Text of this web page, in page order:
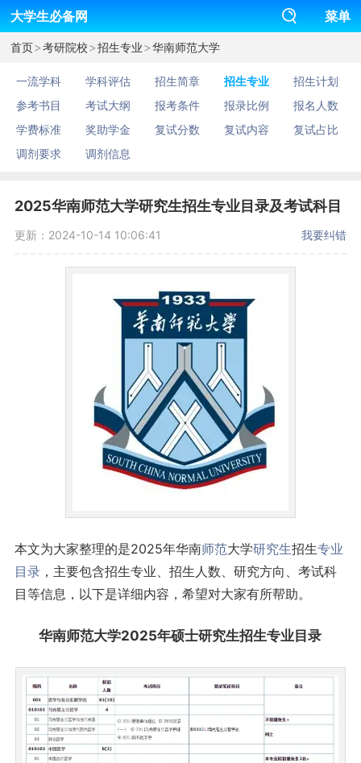
大学生必备网 菜单
首页>考研院校>招生专业>华南师范大学
一流学科 学科评估 招生简章 招生专业
招生计划
参考书目
考试大纲 报考条件 报录比例
报名人数
学费标准
奖助学金 复试分数 复试内容
复试占比
调剂要求
调剂信息
2025华南师范大学研究生招生专业目录及考试科目
更新：2024-10-14 10:06:41 我要纠错
本文为大家整理的是2025年华南师范大学研究生招生专业
目录，主要包含招生专业、招生人数、研究方向、考试科
目等信息，以下是详细内容，希望对大家有所帮助。
华南师范大学2025年硕士研究生招生专业目录